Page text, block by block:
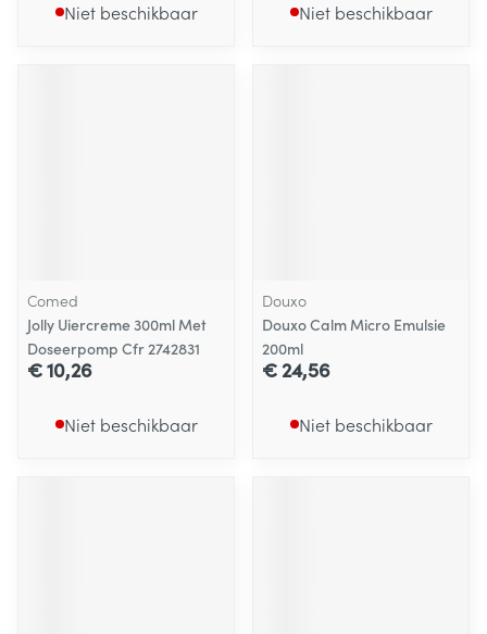
Niet beschikbaar Niet beschikbaar
Comed
Jolly Uiercreme 300ml Met
Doseerpomp Cfr 2742831
€ 10,26
Niet beschikbaar
Douxo
Douxo Calm Micro Emulsie
200ml
€ 24,56
Niet beschikbaar